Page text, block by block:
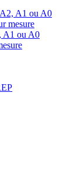
A2, A1 ou A0
mesure
A1 ou A0